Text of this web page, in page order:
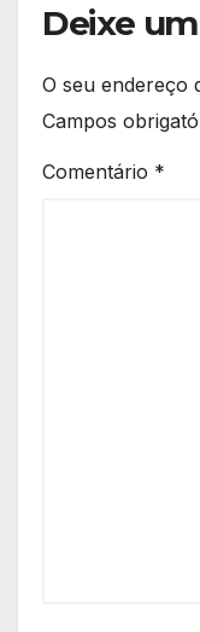
Deixe
O seu endereço
Campos
Comentário *